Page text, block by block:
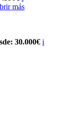
más
30.000€ i